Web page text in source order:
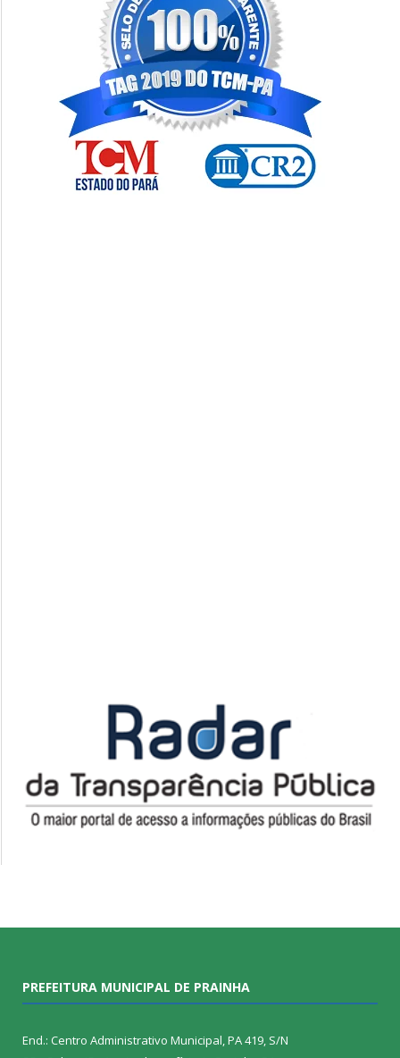
PREFEITURA MUNICIPAL DE PRAINHA
End.: Centro Administrativo Municipal, PA 419, S/N